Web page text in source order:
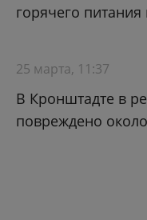
горячего
25 марта, 11:37
В Кронштадте в
повреждено